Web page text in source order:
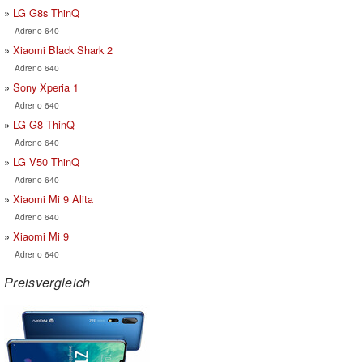
LG G8s ThinQ
Adreno 640
Xiaomi Black Shark 2
Adreno 640
Sony Xperia 1
Adreno 640
LG G8 ThinQ
Adreno 640
LG V50 ThinQ
Adreno 640
Xiaomi Mi 9 Alita
Adreno 640
Xiaomi Mi 9
Adreno 640
Preisvergleich